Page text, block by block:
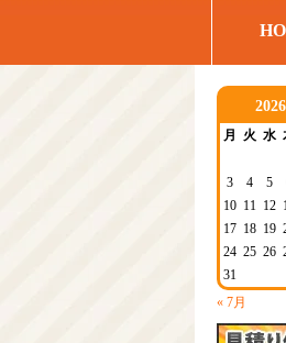
月 火 水
3
4 5
10 11 12
17 18 19
24 25 26
31
« 7月